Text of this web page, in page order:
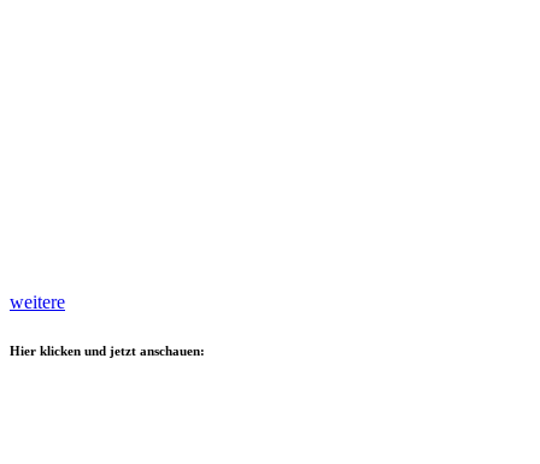
weitere
Hier klicken und jetzt anschauen: